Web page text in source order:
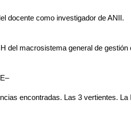
docente como investigador de ANII.
del macrosistema general de gestión
encontradas. Las 3 vertientes.